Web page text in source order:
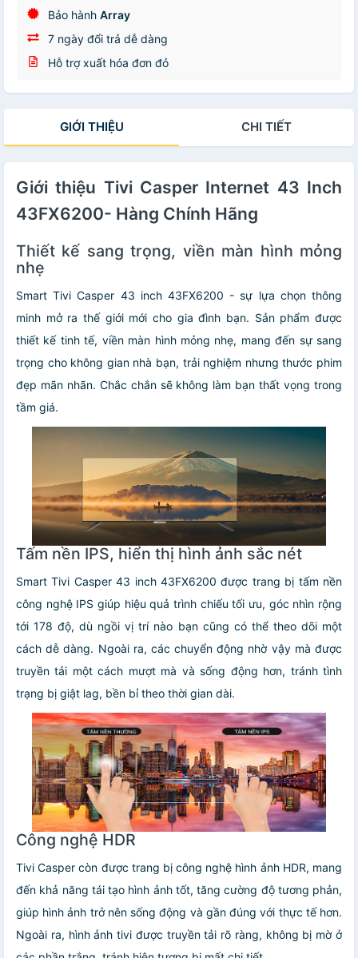
Bảo hành Array
7 ngày đổi trả dễ dàng
Hỗ trợ xuất hóa đơn đỏ
GIỚI THIỆU CHI TIẾT
Giới thiệu Tivi Casper Internet 43 Inch
43FX6200- Hàng Chính Hãng
Thiết kế sang trọng, viền màn hình mỏng
nhẹ
Smart Tivi Casper 43 inch 43FX6200 - sự lựa chọn thông
minh mở ra thế giới mới cho gia đình bạn. Sản phẩm được
thiết kế tinh tế, viền màn hình mỏng nhẹ, mang đến sự sang
trọng cho không gian nhà bạn, trải nghiệm nhưng thước phim
đẹp mãn nhãn. Chắc chắn sẽ không làm bạn thất vọng trong
tầm giá.
Tấm nền IPS, hiển thị hình ảnh sắc nét
Smart Tivi Casper 43 inch 43FX6200 được trang bị tấm nền
công nghệ IPS giúp hiệu quả trình chiếu tối ưu, góc nhìn rộng
tới 178 độ, dù ngồi vị trí nào bạn cũng có thể theo dõi một
cách dễ dàng. Ngoài ra, các chuyển động nhờ vậy mà được
truyền tải một cách mượt mà và sống động hơn, tránh tình
trạng bị giật lag, bền bỉ theo thời gian dài.
Công nghệ HDR
Tivi Casper còn được trang bị công nghệ hình ảnh HDR, mang
đến khả năng tái tạo hình ảnh tốt, tăng cường độ tương phản,
giúp hình ảnh trở nên sống động và gần đúng với thực tế hơn.
Ngoài ra, hình ảnh tivi được truyền tải rõ ràng, không bị mờ ở